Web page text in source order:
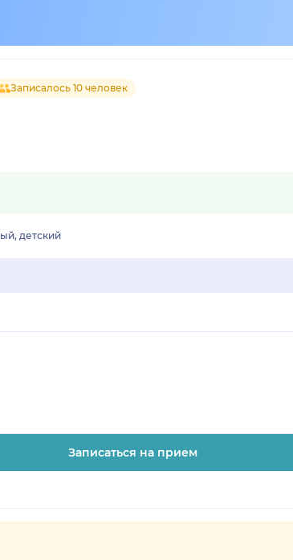
Записалось 10 человек
детский
Записаться на прием